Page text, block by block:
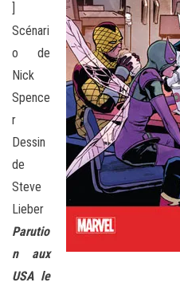
]
Scénari
o de
Nick
Spence
r
Dessin
de
Steve
Lieber
Parutio
n aux
USA le